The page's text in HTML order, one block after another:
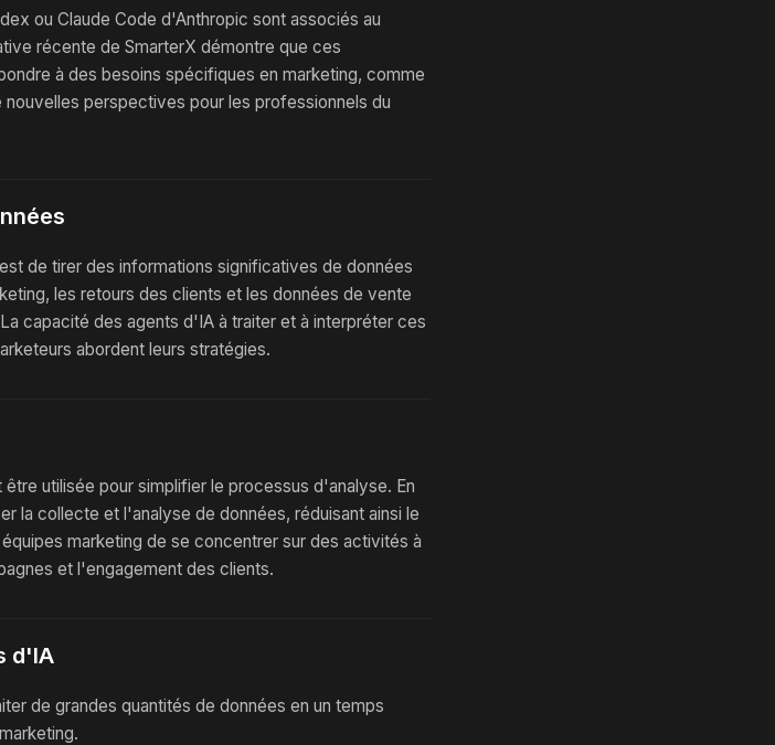
ou Claude Code d'Anthropic sont associés au
récente de SmarterX démontre que ces
à des besoins spécifiques en marketing, comme
perspectives pour les professionnels du
de tirer des informations significatives de données
les retours des clients et les données de vente
capacité des agents d'IA à traiter et à interpréter ces
abordent leurs stratégies.
utilisée pour simplifier le processus d'analyse. En
la collecte et l'analyse de données, réduisant ainsi le
marketing de se concentrer sur des activités à
et l'engagement des clients.
d'IA
de grandes quantités de données en un temps